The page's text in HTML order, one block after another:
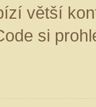
větší
si